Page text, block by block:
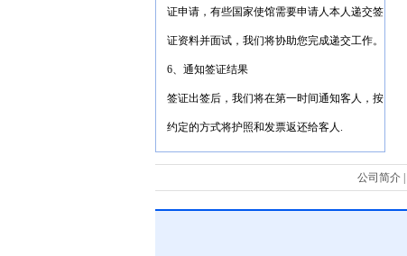
证申请，有些国家使馆需要申请人本人递交签
证资料并面试，我们将协助您完成递交工作。
6、通知签证结果
签证出签后，我们将在第一时间通知客人，按
约定的方式将护照和发票返还给客人.
公司简介